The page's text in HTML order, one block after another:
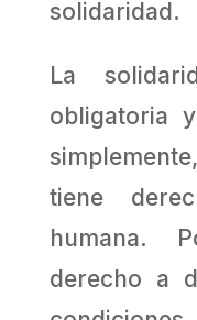
solidaridad.
La
obligatoria
tiene
humana.
derecho a